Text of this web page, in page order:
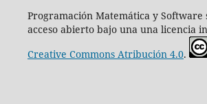
Programación Matemática y Software
acceso abierto bajo una una licencia
Creative Commons Atribución 4.0.